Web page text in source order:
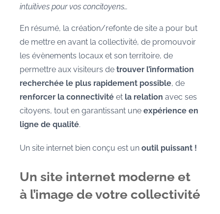
intuitives pour vos concitoyens…
En résumé, la création/refonte de site a pour but
de mettre en avant la collectivité, de promouvoir
les évènements locaux et son territoire, de
permettre aux visiteurs de trouver l’information
recherchée le plus rapidement possible, de
renforcer la connectivité et la relation avec ses
citoyens, tout en garantissant une expérience en
ligne de qualité.
Un site internet bien conçu est un outil puissant !
Un site internet moderne et
à l’image de votre collectivité